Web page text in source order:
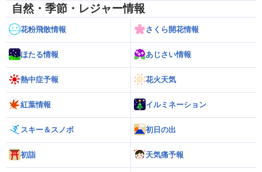
自然・季節・レジャー情報
花粉飛散情報 さくら開花情報
ほたる情報 あじさい情報
熱中症予報 花火天気
紅葉情報 イルミネーション
スキー＆スノボ 初日の出
初詣 天気痛予報